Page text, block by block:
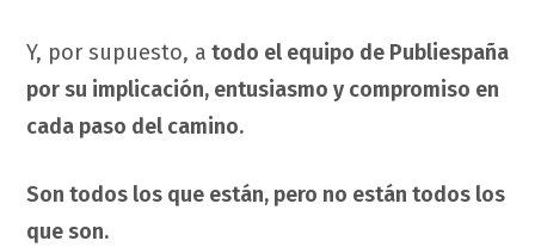
Y, por supuesto, a todo el equipo de Publiespaña
por su implicación, entusiasmo y compromiso en
cada paso del camino.
Son todos los que están, pero no están todos los
que son.